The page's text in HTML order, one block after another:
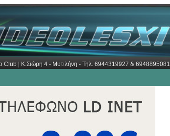
Club | Κ.Σιώρη 4 - Μυτιλήνη - Τηλ. 6944319927 & 6948895081